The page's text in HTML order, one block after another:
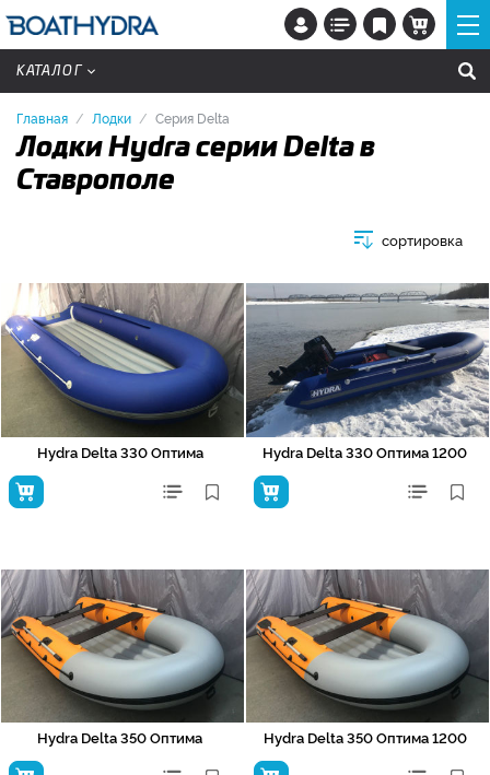
КАТАЛОГ
Главная Лодки Серия Delta
Лодки Hydra серии Delta в
Ставрополе
сортировка
Hydra Delta 330 Оптима Hydra Delta 330 Оптима 1200
Hydra Delta 350 Оптима Hydra Delta 350 Оптима 1200